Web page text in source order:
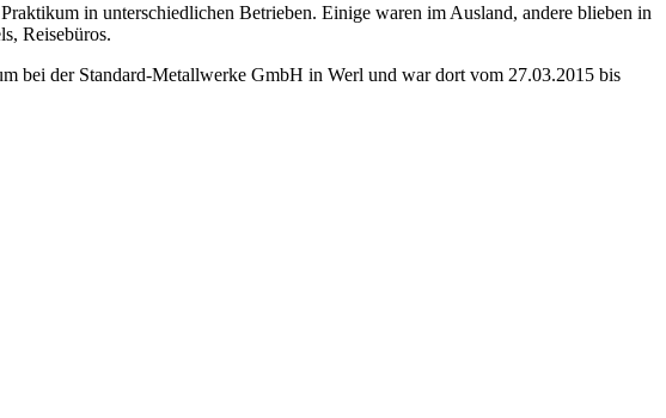
in unterschiedlichen Betrieben. Einige waren im Ausland, andere blieben in
Reisebüros.
bei der Standard-Metallwerke GmbH in Werl und war dort vom 27.03.2015 bis